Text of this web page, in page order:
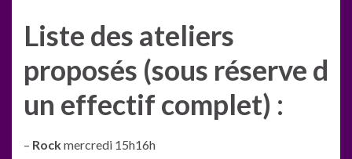
Liste des ateliers
proposés (sous réserve d
un effectif complet) :
– Rockmercredi 15h16h